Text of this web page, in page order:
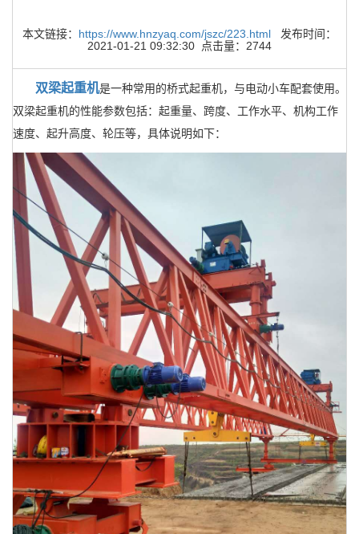
本文链接： https://www.hnzyaq.com/jszc/223.html 发布时间：
2021-01-21 09:32:30 点击量：2744
双梁起重机是一种常用的桥式起重机，与电动小车配套使用。
双梁起重机的性能参数包括：起重量、跨度、工作水平、机构工作
速度、起升高度、轮压等，具体说明如下：